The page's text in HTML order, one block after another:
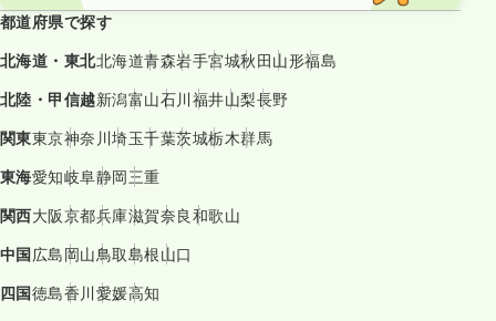
都道府県で探す
北海道・東北北海道青森岩手宮城秋田山形福島
北陸・甲信越新潟富山石川福井山梨長野
関東東京神奈川埼玉千葉茨城栃木群馬
東海愛知岐阜静岡三重
関西大阪京都兵庫滋賀奈良和歌山
中国広島岡山鳥取島根山口
四国徳島香川愛媛高知